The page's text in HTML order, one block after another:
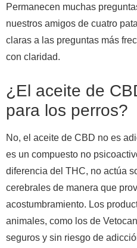
Permanecen muchas
nuestros amigos de cuatro
claras a las preguntas más
con claridad.
¿El aceite de
para los perros?
No, el aceite de CBD no es
es un compuesto no
diferencia del THC, no actúa
cerebrales de manera que
acostumbramiento. Los
animales, como los de
seguros y sin riesgo de